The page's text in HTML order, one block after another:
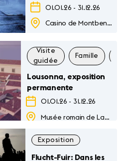
01.01.26 - 31.12.26
Casino de Montbenon
Visite
guidée
Famille
Lousonna, exposition
permanente
01.01.26 - 31.12.26
Musée romain de Lausanne-Vidy
Exposition
Flucht-Fuir: Dans les